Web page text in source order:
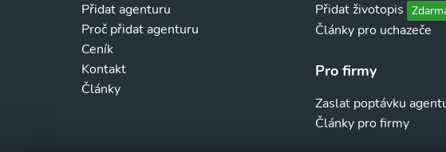
Přidat agenturu
Proč přidat agenturu
Ceník
Kontakt
Články
Přidat životopis
Články pro uchazeče
Pro firmy
Zaslat poptávku
Články pro firmy